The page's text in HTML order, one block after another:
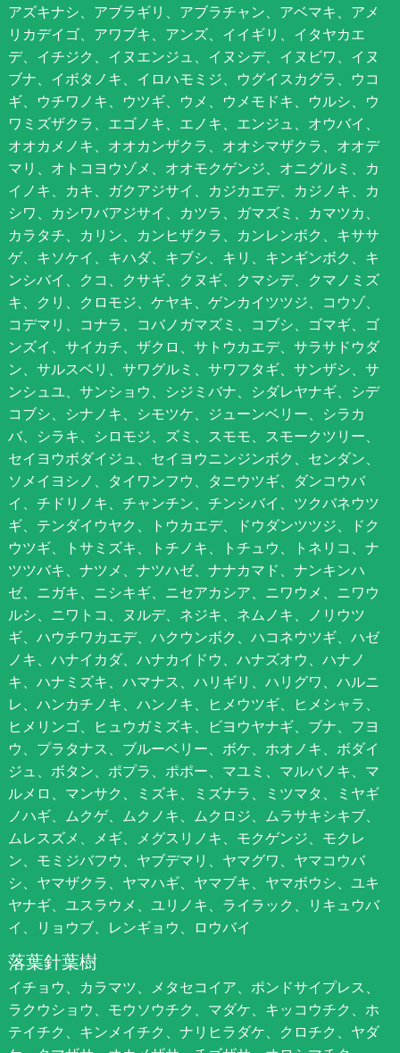
アズキナシ、アブラギリ、アブラチャン、アベマキ、アメ
リカデイゴ、アワブキ、アンズ、イイギリ、イタヤカエ
デ、イチジク、イヌエンジュ、イヌシデ、イヌビワ、イヌ
ブナ、イボタノキ、イロハモミジ、ウグイスカグラ、ウコ
ギ、ウチワノキ、ウツギ、ウメ、ウメモドキ、ウルシ、ウ
ワミズザクラ、エゴノキ、エノキ、エンジュ、オウバイ、
オオカメノキ、オオカンザクラ、オオシマザクラ、オオデ
マリ、オトコヨウゾメ、オオモクゲンジ、オニグルミ、カ
イノキ、カキ、ガクアジサイ、カジカエデ、カジノキ、カ
シワ、カシワバアジサイ、カツラ、ガマズミ、カマツカ、
カラタチ、カリン、カンヒザクラ、カンレンボク、キササ
ゲ、キソケイ、キハダ、キブシ、キリ、キンギンボク、キ
ンシバイ、クコ、クサギ、クヌギ、クマシデ、クマノミズ
キ、クリ、クロモジ、ケヤキ、ゲンカイツツジ、コウゾ、
コデマリ、コナラ、コバノガマズミ、コブシ、ゴマギ、ゴ
ンズイ、サイカチ、ザクロ、サトウカエデ、サラサドウダ
ン、サルスベリ、サワグルミ、サワフタギ、サンザシ、サ
ンシュユ、サンショウ、シジミバナ、シダレヤナギ、シデ
コブシ、シナノキ、シモツケ、ジューンベリー、シラカ
バ、シラキ、シロモジ、ズミ、スモモ、スモークツリー、
セイヨウボダイジュ、セイヨウニンジンボク、センダン、
ソメイヨシノ、タイワンフウ、タニウツギ、ダンコウバ
イ、チドリノキ、チャンチン、チンシバイ、ツクバネウツ
ギ、テンダイウヤク、トウカエデ、ドウダンツツジ、ドク
ウツギ、トサミズキ、トチノキ、トチュウ、トネリコ、ナ
ツツバキ、ナツメ、ナツハゼ、ナナカマド、ナンキンハ
ゼ、ニガキ、ニシキギ、ニセアカシア、ニワウメ、ニワウ
ルシ、ニワトコ、ヌルデ、ネジキ、ネムノキ、ノリウツ
ギ、ハウチワカエデ、ハクウンボク、ハコネウツギ、ハゼ
ノキ、ハナイカダ、ハナカイドウ、ハナズオウ、ハナノ
キ、ハナミズキ、ハマナス、ハリギリ、ハリグワ、ハルニ
レ、ハンカチノキ、ハンノキ、ヒメウツギ、ヒメシャラ、
ヒメリンゴ、ヒュウガミズキ、ビヨウヤナギ、ブナ、フヨ
ウ、プラタナス、ブルーベリー、ボケ、ホオノキ、ボダイ
ジュ、ボタン、ポプラ、ポポー、マユミ、マルバノキ、マ
ルメロ、マンサク、ミズキ、ミズナラ、ミツマタ、ミヤギ
ノハギ、ムクゲ、ムクノキ、ムクロジ、ムラサキシキブ、
ムレスズメ、メギ、メグスリノキ、モクゲンジ、モクレ
ン、モミジバフウ、ヤブデマリ、ヤマグワ、ヤマコウバ
シ、ヤマザクラ、ヤマハギ、ヤマブキ、ヤマボウシ、ユキ
ヤナギ、ユスラウメ、ユリノキ、ライラック、リキュウバ
イ、リョウブ、レンギョウ、ロウバイ
落葉針葉樹
イチョウ、カラマツ、メタセコイア、ポンドサイプレス、
ラクウショウ、モウソウチク、マダケ、キッコウチク、ホ
テイチク、キンメイチク、ナリヒラダケ、クロチク、ヤダ